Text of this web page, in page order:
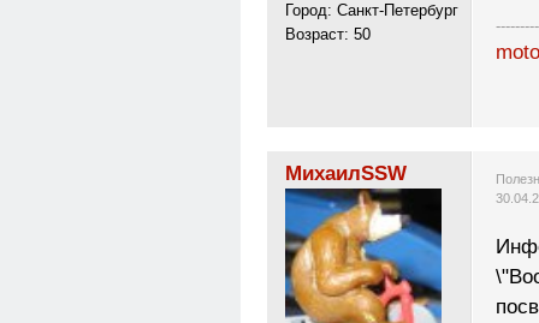
Город: Санкт-Петербург
Возраст: 50
МихаилSSW